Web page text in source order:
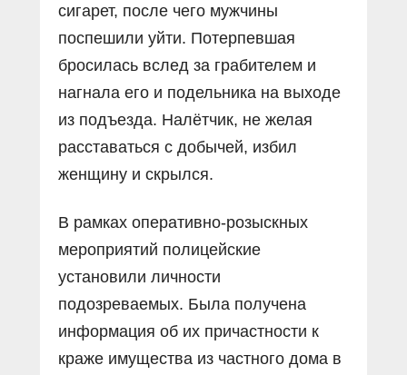
сигарет, после чего мужчины
поспешили уйти. Потерпевшая
бросилась вслед за грабителем и
нагнала его и подельника на выходе
из подъезда. Налётчик, не желая
расставаться с добычей, избил
женщину и скрылся.
В рамках оперативно-розыскных
мероприятий полицейские
установили личности
подозреваемых. Была получена
информация об их причастности к
краже имущества из частного дома в